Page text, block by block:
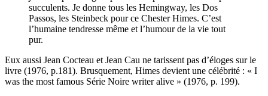
succulents. Je donne tous les Hemingway, les Dos
Passos, les Steinbeck pour ce Chester Himes. C’est
l’humaine tendresse même et l’humour de la vie tout
pur.
Eux aussi Jean Cocteau et Jean Cau ne tarissent pas d’éloges sur le
livre (1976, p.181). Brusquement, Himes devient une célébrité : « I
was the most famous Série Noire writer alive » (1976, p. 199).